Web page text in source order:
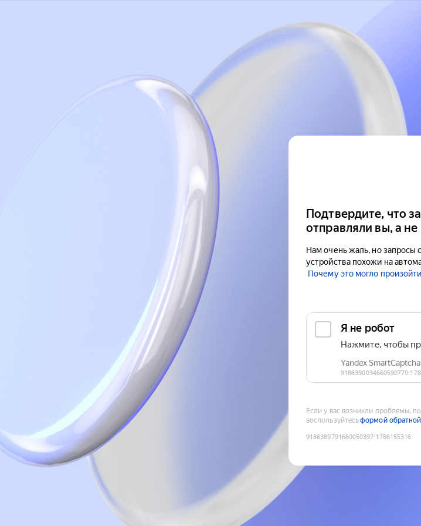
Подтвердите, что
отправляли вы, а
Нам очень жаль, но запросы
устройства похожи на
Почему это могло
Если у вас возникли проблемы,
воспользуйтесьформой обратной
9186389791660050397:1786155316